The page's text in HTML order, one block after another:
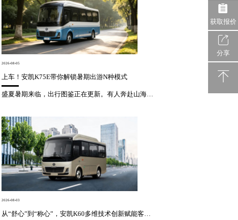
获取报价
分享
电池回收
2026-08-05
上车！安凯K75E带你解锁暑期出游N种模式
盛夏暑期来临，出行图鉴正在更新。有人奔赴山海旷野，追逐晚风落日；有人漫步古镇街巷，邂逅烟火诗意；有人走进山野自然，慢享松弛时光。安凯K75E，适配多元出行场景，承包夏日出游的所有美好与快乐！暑期畅快出游，长效续航与宽敞空间缺一不可。安凯K75E搭载165kWh高容量电池与智能热管理系统，搭配集成式电...
2026-08-03